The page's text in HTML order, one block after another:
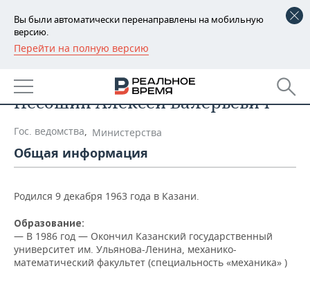
Вы были автоматически перенаправлены на мобильную
версию.
Перейти на полную версию
РЕГИОНЫ
БАШКОРТОСТАН
ТАТАРСТАН
УДМУРТИЯ
НОВОСТИ
НОВОСТИ АНАЛИТИКИ
ВУЗЫ ТАТАРСТАНА
КОМУ ПРИНАДЛЕЖАТ
ЭКОНОМИКА
БАНКИ
ПРОМЫШЛЕННОСТИ
АГРОПРОМ
НОВОСТИ НЕДВИЖИМОСТИ
АВТО
НОВОСТИ АВТО
Песошин Алексей Валерьевич
Гос. ведомства, Министерства
Общая информация
Родился 9 декабря 1963 года в Казани.
Образование:
— В 1986 год — Окончил Казанский государственный
университет им. Ульянова-Ленина, механико-
математический факультет (специальность «механика» )